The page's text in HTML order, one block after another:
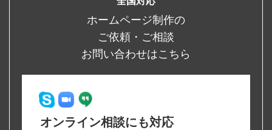
ホームページ制作の
ご依頼・ご相談
お問い合わせはこちら
オンライン相談にも対応